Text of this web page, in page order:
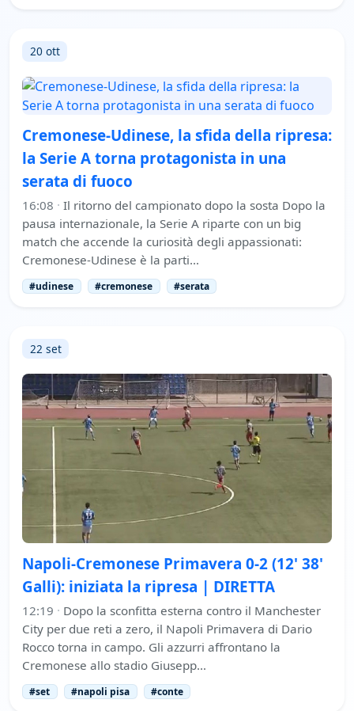
20 ott
Cremonese-Udinese, la sfida della ripresa:
la Serie A torna protagonista in una
serata di fuoco
16:08 · Il ritorno del campionato dopo la sosta Dopo la
pausa internazionale, la Serie A riparte con un big
match che accende la curiosità degli appassionati:
Cremonese-Udinese è la parti…
#udinese #cremonese #serata
22 set
Napoli-Cremonese Primavera 0-2 (12' 38'
Galli): iniziata la ripresa | DIRETTA
12:19 · Dopo la sconfitta esterna contro il Manchester
City per due reti a zero, il Napoli Primavera di Dario
Rocco torna in campo. Gli azzurri affrontano la
Cremonese allo stadio Giusepp…
#set #napoli pisa #conte